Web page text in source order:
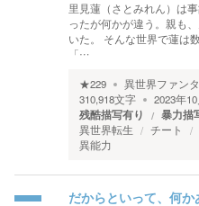
里見蓮（さとみれん）は
ったが何かが違う。親も
いた。 そんな世界で蓮は
「…
★229 異世界ファン
310,918文字 2023年
残酷描写有り 暴力描
異世界転生 チート
異能力
だからといって、何か